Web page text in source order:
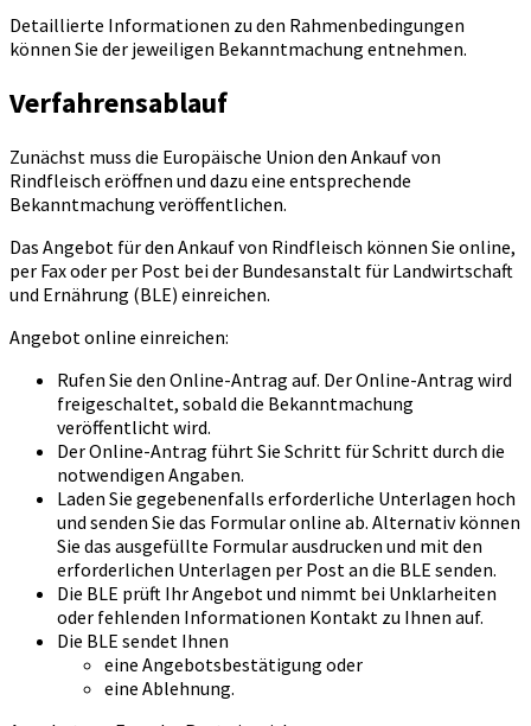
Detaillierte Informationen zu den Rahmenbedingungen
können Sie der jeweiligen Bekanntmachung entnehmen.
Verfahrensablauf
Zunächst muss die Europäische Union den Ankauf von
Rindfleisch eröffnen und dazu eine entsprechende
Bekanntmachung veröffentlichen.
Das Angebot für den Ankauf von Rindfleisch können Sie online,
per Fax oder per Post bei der Bundesanstalt für Landwirtschaft
und Ernährung (BLE) einreichen.
Angebot online einreichen:
Rufen Sie den Online-Antrag auf. Der Online-Antrag wird
freigeschaltet, sobald die Bekanntmachung
veröffentlicht wird.
Der Online-Antrag führt Sie Schritt für Schritt durch die
notwendigen Angaben.
Laden Sie gegebenenfalls erforderliche Unterlagen hoch
und senden Sie das Formular online ab. Alternativ können
Sie das ausgefüllte Formular ausdrucken und mit den
erforderlichen Unterlagen per Post an die BLE senden.
Die BLE prüft Ihr Angebot und nimmt bei Unklarheiten
oder fehlenden Informationen Kontakt zu Ihnen auf.
Die BLE sendet Ihnen
eine Angebotsbestätigung oder
eine Ablehnung.